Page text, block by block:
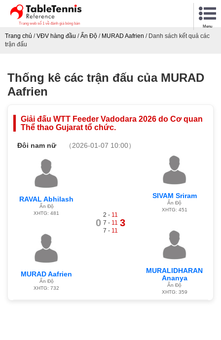
Trang web số 1 về đánh giá bóng bàn
Menu
Trang chủ /VĐV hàng đầu /Ấn Độ / MURAD Aafrien / Danh sách kết quả các
trận đấu
Thống kê các trận đấu của MURAD
Aafrien
Giải đấu WTT Feeder Vadodara 2026 do Cơ quan
Thể thao Gujarat tổ chức.
Đôi nam nữ （2026-01-07 10:00）
RAVAL Abhilash
Ấn Độ
XHTG: 481
MURAD Aafrien
Ấn Độ
XHTG: 732
0
2 - 11
7 - 11
7 - 11
3
SIVAM Sriram
Ấn Độ
XHTG: 451
MURALIDHARAN
Ananya
Ấn Độ
XHTG: 359